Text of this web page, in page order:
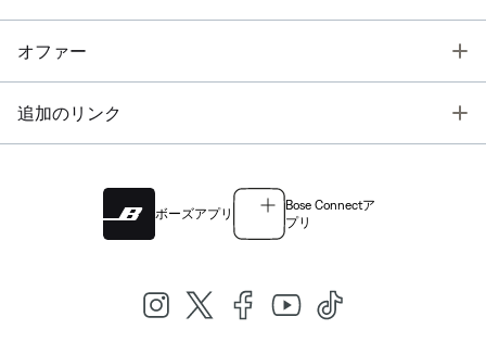
オファー
追加のリンク
ボーズアプリ
Bose Connectア
プリ